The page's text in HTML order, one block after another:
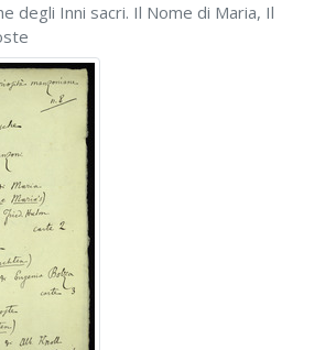
degli Inni sacri. Il Nome di Maria, Il